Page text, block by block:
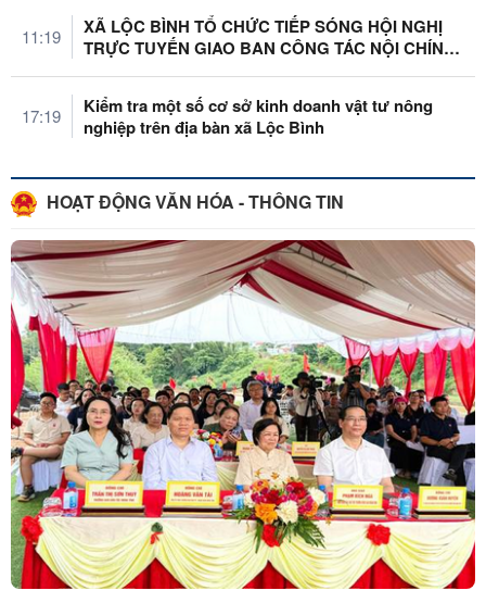
11:19
XÃ LỘC BÌNH TỔ CHỨC TIẾP SÓNG HỘI NGHỊ
TRỰC TUYẾN GIAO BAN CÔNG TÁC NỘI CHÍNH,
17:19
Kiểm tra một số cơ sở kinh doanh vật tư nông
nghiệp trên địa bàn xã Lộc Bình
HOẠT ĐỘNG VĂN HÓA - THÔNG TIN